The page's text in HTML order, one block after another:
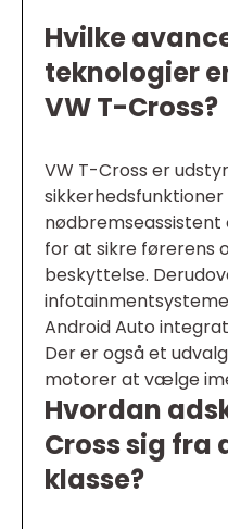
Hvilke
teknologier
VW T-Cross?
VW T-Cross er
for at sikre førerens
beskyttelse.
Android Auto
Der er også et
motorer at vælge
Hvordan
Cross sig fra
klasse?